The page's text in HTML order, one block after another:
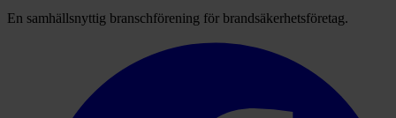
En samhällsnyttig branschförening för brandsäkerhetsföretag.